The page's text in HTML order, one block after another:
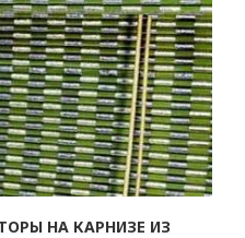
НА КАРНИЗЕ ИЗ